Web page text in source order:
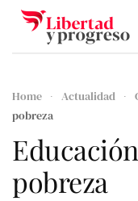
Skip to main
Home Actualidad
pobreza
pobreza